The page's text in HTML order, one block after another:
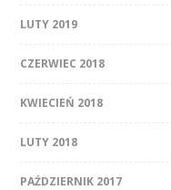
LUTY 2019
CZERWIEC 2018
KWIECIEŃ 2018
LUTY 2018
PAŹDZIERNIK 2017